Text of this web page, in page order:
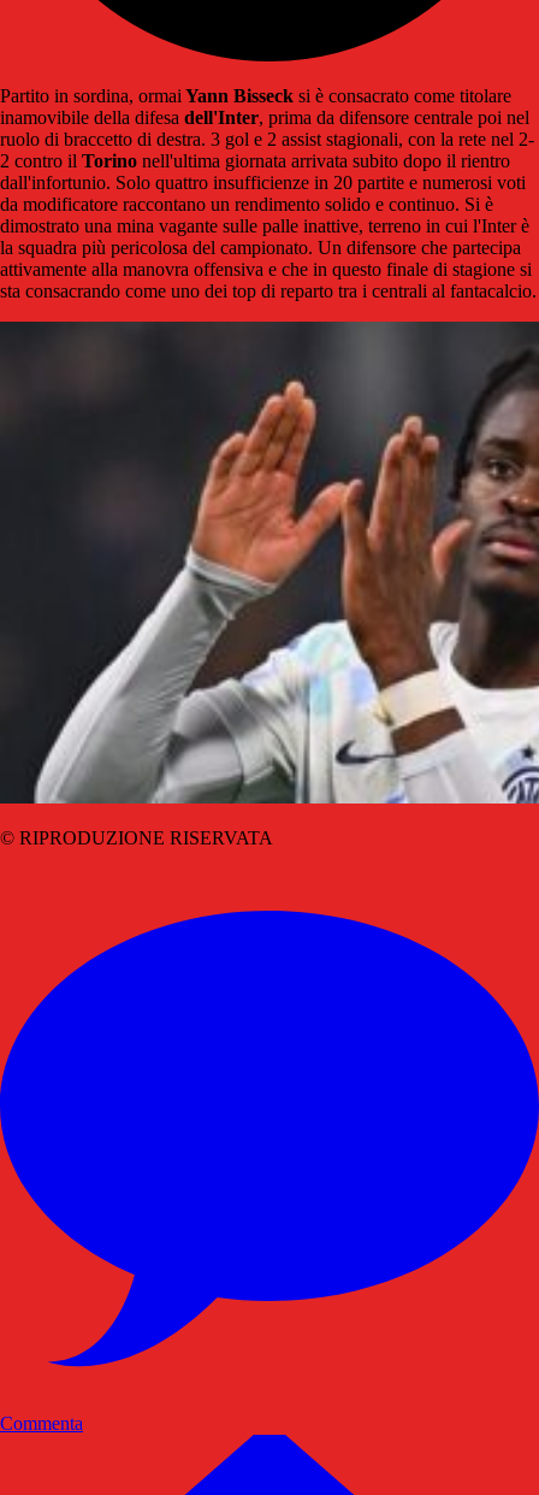
Partito in sordina, ormai Yann Bisseck si è consacrato come titolare
inamovibile della difesa dell'Inter, prima da difensore centrale poi nel
ruolo di braccetto di destra. 3 gol e 2 assist stagionali, con la rete nel 2-
2 contro il Torino nell'ultima giornata arrivata subito dopo il rientro
dall'infortunio. Solo quattro insufficienze in 20 partite e numerosi voti
da modificatore raccontano un rendimento solido e continuo. Si è
dimostrato una mina vagante sulle palle inattive, terreno in cui l'Inter è
la squadra più pericolosa del campionato. Un difensore che partecipa
attivamente alla manovra offensiva e che in questo finale di stagione si
sta consacrando come uno dei top di reparto tra i centrali al fantacalcio.
© RIPRODUZIONE RISERVATA
Commenta